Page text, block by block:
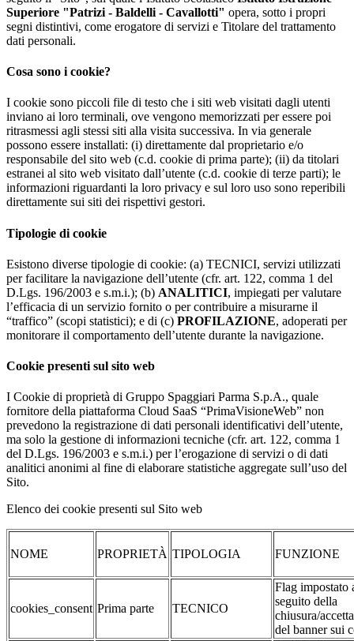
Superiore "Patrizi - Baldelli - Cavallotti" opera, sotto i propri
segni distintivi, come erogatore di servizi e Titolare del trattamento
dati personali.
Cosa sono i cookie?
I cookie sono piccoli file di testo che i siti web visitati dagli utenti
inviano ai loro terminali, ove vengono memorizzati per essere poi
ritrasmessi agli stessi siti alla visita successiva. In via generale
possono essere installati: (i) direttamente dal proprietario e/o
responsabile del sito web (c.d. cookie di prima parte); (ii) da titolari
estranei al sito web visitato dall’utente (c.d. cookie di terze parti); le
informazioni riguardanti la loro privacy e sul loro uso sono reperibili
direttamente sui siti dei rispettivi gestori.
Tipologie di cookie
Esistono diverse tipologie di cookie: (a) TECNICI, servizi utilizzati
per facilitare la navigazione dell’utente (cfr. art. 122, comma 1 del
D.Lgs. 196/2003 e s.m.i.); (b) ANALITICI, impiegati per valutare
l’efficacia di un servizio fornito o per contribuire a misurarne il
“traffico” (scopi statistici); e di (c) PROFILAZIONE, adoperati per
monitorare il comportamento dell’utente durante la navigazione.
Cookie presenti sul sito web
I Cookie di proprietà di Gruppo Spaggiari Parma S.p.A., quale
fornitore della piattaforma Cloud SaaS “PrimaVisioneWeb” non
prevedono la registrazione di dati personali identificativi dell’utente,
ma solo la gestione di informazioni tecniche (cfr. art. 122, comma 1
del D.Lgs. 196/2003 e s.m.i.) per l’erogazione di servizi o di dati
analitici anonimi al fine di elaborare statistiche aggregate sull’uso del
Sito.
Elenco dei cookie presenti sul Sito web
NOME PROPRIETÀ TIPOLOGIA FUNZIONE
cookies_consent Prima parte TECNICO
Flag impostato
seguito della
chiusura/
del banner sui